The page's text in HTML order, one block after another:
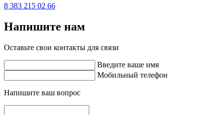
8 383 215 02 66
Напишите нам
Оставьте свои контакты для связи
Введите ваше имя
Мобильный телефон
Напишите ваш вопрос